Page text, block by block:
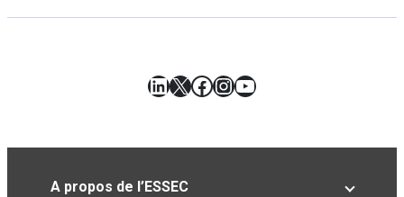
LinkedIn
X Facebook
Instagram
YouTube
A propos de l’ESSEC